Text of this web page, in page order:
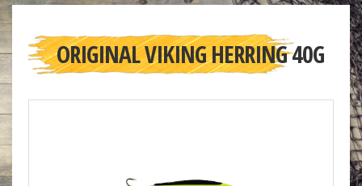
ORIGINAL VIKING HERRING 40G